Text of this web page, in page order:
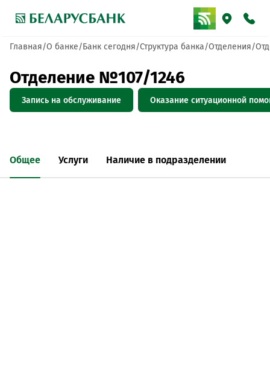
Главная О банке Банк сегодня Структура банка Отделения
Отделение №107/1246
Запись на обслуживание Оказание ситуационной
Общее Услуги Наличие в подразделении